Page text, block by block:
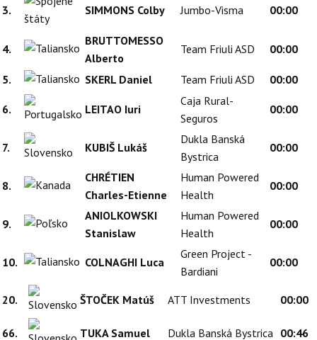
3. SIMMONS Colby Jumbo-Visma 00:00
4.
BRUTTOMESSO
Alberto
Team Friuli ASD 00:00
5. SKERL Daniel Team Friuli ASD 00:00
6. LEITAO Iuri
Caja Rural-
Seguros
00:00
7. KUBIŠ Lukáš
Dukla Banská
Bystrica
00:00
8.
CHRÉTIEN
Charles-Etienne
Human Powered
Health
00:00
9.
ANIOLKOWSKI
Stanislaw
Human Powered
Health
00:00
10. COLNAGHI Luca
Green Project -
Bardiani
00:00
20. ŠTOČEK Matúš ATT Investments 00:00
66. TUKA Samuel Dukla Banská Bystrica 00:46